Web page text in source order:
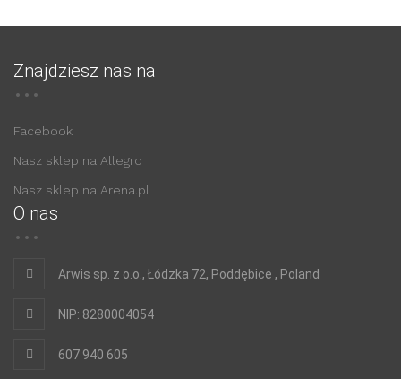
Znajdziesz nas na
Facebook
Nasz sklep na Allegro
Nasz sklep na Arena.pl
O nas
Arwis sp. z o.o., Łódzka 72, Poddębice , Poland
NIP: 8280004054
607 940 605